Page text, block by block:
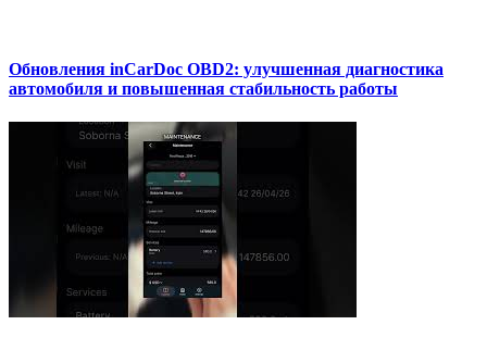
Обновления inCarDoc OBD2: улучшенная диагностика
автомобиля и повышенная стабильность работы